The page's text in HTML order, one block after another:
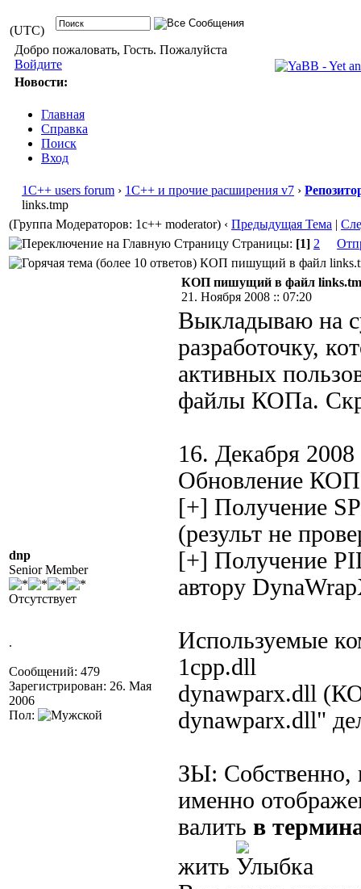
(UTC)
Добро пожаловать, Гость. Пожалуйста
Войдите
Новости:
Главная
Справка
Поиск
Вход
1С++ users forum › 1С++ и прочие расширения v7 ›
links.tmp
(Группа Модераторов: 1c++ moderator) ‹ Предыдущая Тема |
Страницы: [1] 2
КОП пишущий в файл
dnp
Senior Member
Отсутствует
.
Сообщений: 479
Зарегистрирован: 26. Мая
2006
Пол:
КОП пишущий в файл
21. Ноября 2008 :: 07:20
Выкладываю на
разработочку,
активных
файлы КОПа.
16. Декабря
Обновление
[+] Получение
(результ не
[+] Получение
автору
Используемые
1cpp.dll
dynawparx.dll
dynawparx.dll"
ЗЫ: Собственно,
именно
валить в
жить